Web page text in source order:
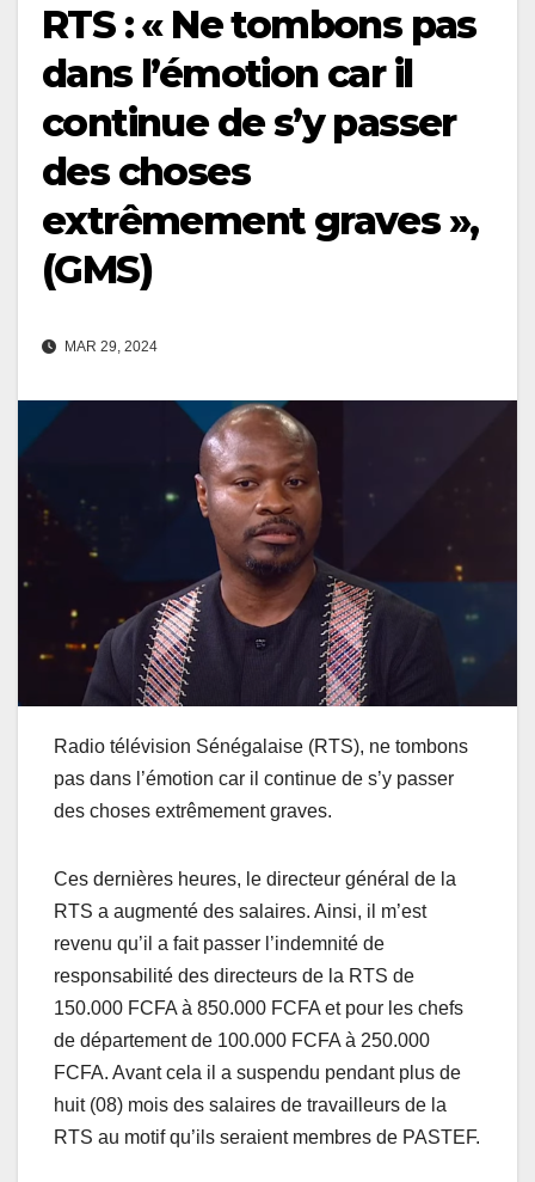
RTS : « Ne tombons pas
dans l’émotion car il
continue de s’y passer
des choses
extrêmement graves »,
(GMS)
MAR 29, 2024
Radio télévision Sénégalaise (RTS), ne tombons
pas dans l’émotion car il continue de s’y passer
des choses extrêmement graves.
Ces dernières heures, le directeur général de la
RTS a augmenté des salaires. Ainsi, il m’est
revenu qu’il a fait passer l’indemnité de
responsabilité des directeurs de la RTS de
150.000 FCFA à 850.000 FCFA et pour les chefs
de département de 100.000 FCFA à 250.000
FCFA. Avant cela il a suspendu pendant plus de
huit (08) mois des salaires de travailleurs de la
RTS au motif qu’ils seraient membres de PASTEF.